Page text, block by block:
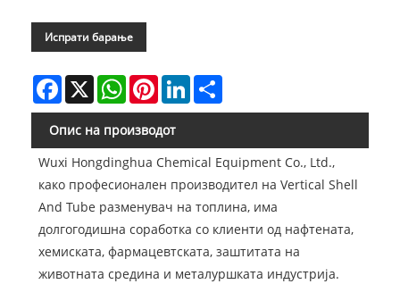
Испрати барање
Facebook
X WhatsAppPinterestLinkedIn
Опис на производот
Wuxi Hongdinghua Chemical Equipment Co., Ltd.,
како професионален производител на Vertical Shell
And Tube разменувач на топлина, има
долгогодишна соработка со клиенти од нафтената,
хемиската, фармацевтската, заштитата на
животната средина и металуршката индустрија.